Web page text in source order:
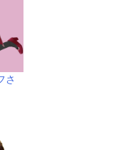
さ